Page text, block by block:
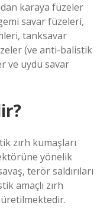
karaya füzeler
savar füzeleri,
tanksavar
(ve anti-balistik
ve uydu savar
zırh kumaşları
yönelik
terör saldırıları
amaçlı zırh